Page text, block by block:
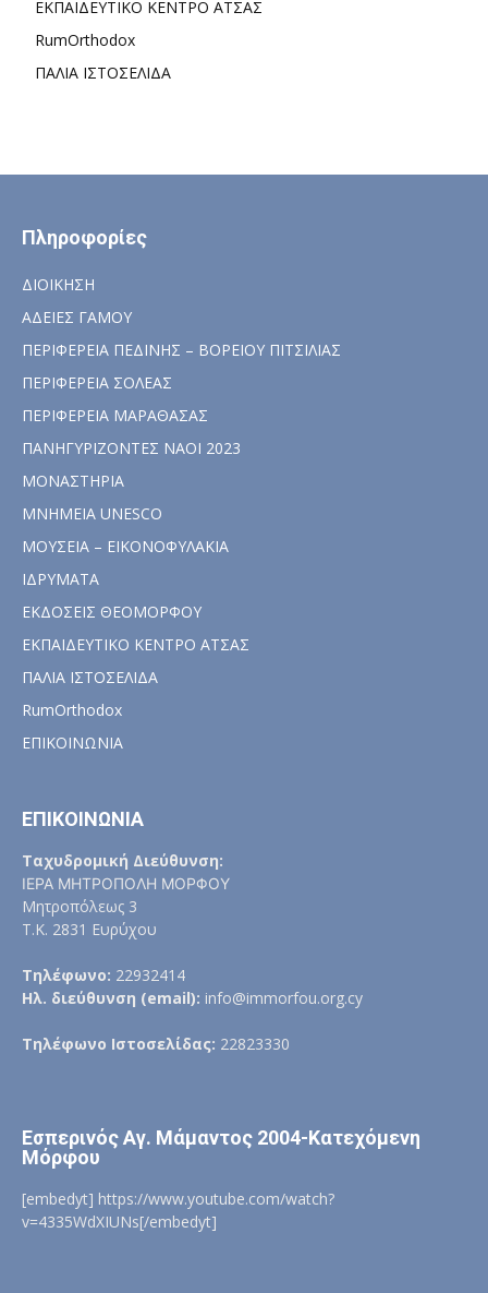
ΕΚΠΑΙΔΕΥΤΙΚΟ ΚΕΝΤΡΟ ΑΤΣΑΣ
RumOrthodox
ΠΑΛΙΑ ΙΣΤΟΣΕΛΙΔΑ
Πληροφορίες
ΔΙΟΙΚΗΣΗ
ΑΔΕΙΕΣ ΓΑΜΟΥ
ΠΕΡΙΦΕΡΕΙΑ ΠΕΔΙΝΗΣ – ΒΟΡΕΙΟΥ ΠΙΤΣΙΛΙΑΣ
ΠΕΡΙΦΕΡΕΙΑ ΣΟΛΕΑΣ
ΠΕΡΙΦΕΡΕΙΑ ΜΑΡΑΘΑΣΑΣ
ΠΑΝΗΓΥΡΙΖΟΝΤΕΣ ΝΑΟΙ 2023
ΜΟΝΑΣΤΗΡΙΑ
ΜΝΗΜΕΙΑ UNESCO
ΜΟΥΣΕΙΑ – ΕΙΚΟΝΟΦΥΛΑΚΙΑ
ΙΔΡΥΜΑΤΑ
ΕΚΔΟΣΕΙΣ ΘΕΟΜΟΡΦΟΥ
ΕΚΠΑΙΔΕΥΤΙΚΟ ΚΕΝΤΡΟ ΑΤΣΑΣ
ΠΑΛΙΑ ΙΣΤΟΣΕΛΙΔΑ
RumOrthodox
ΕΠΙΚΟΙΝΩΝΙΑ
ΕΠΙΚΟΙΝΩΝΙΑ
Ταχυδρομική Διεύθυνση:
ΙΕΡΑ ΜΗΤΡΟΠΟΛΗ ΜΟΡΦΟΥ
Μητροπόλεως 3
Τ.Κ. 2831 Ευρύχου
Τηλέφωνο: 22932414
Ηλ. διεύθυνση (email): info@immorfou.org.cy
Τηλέφωνο Ιστοσελίδας: 22823330
Εσπερινός Αγ. Μάμαντος 2004-Κατεχόμενη
Μόρφου
[embedyt] https://www.youtube.com/watch?
v=4335WdXIUNs[/embedyt]